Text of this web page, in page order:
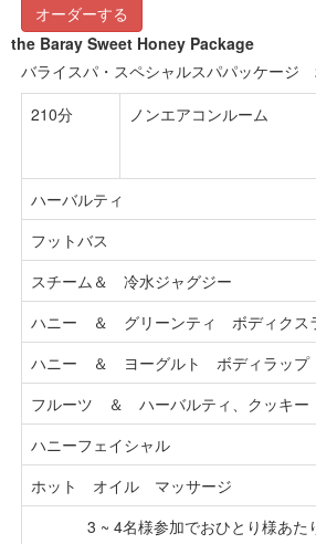
オーダーする
the Baray Sweet Honey Package
バライスパ・スペシャルスパパッケージ
210分
ノンエアコンルーム
ハーバルティ
フットバス
スチーム＆ 冷水ジャグジー
ハニー ＆ グリーンティ ボディクス
ハニー ＆ ヨーグルト ボディラップ
フルーツ ＆ ハーバルティ、クッキー
ハニーフェイシャル
ホット オイル マッサージ
3 ~ 4名様参加でおひとり様あた